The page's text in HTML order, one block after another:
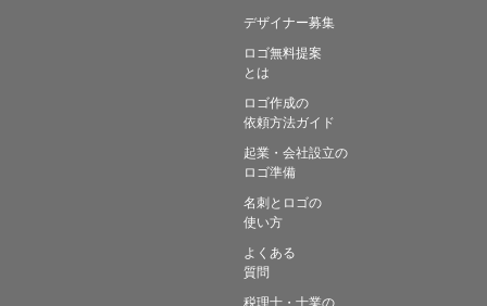
デザイナー募集
ロゴ無料提案
とは
ロゴ作成の
依頼方法ガイド
起業・会社設立の
ロゴ準備
名刺とロゴの
使い方
よくある
質問
税理士・士業の